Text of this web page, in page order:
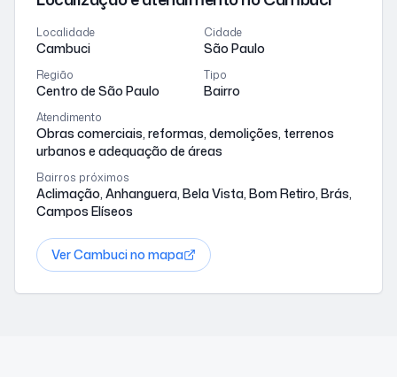
Localidade
Cambuci
Cidade
São Paulo
Região
Centro de São Paulo
Tipo
Bairro
Atendimento
Obras comerciais, reformas, demolições, terrenos
urbanos e adequação de áreas
Bairros próximos
Aclimação, Anhanguera, Bela Vista, Bom Retiro, Brás,
Campos Elíseos
VerCambucino mapa